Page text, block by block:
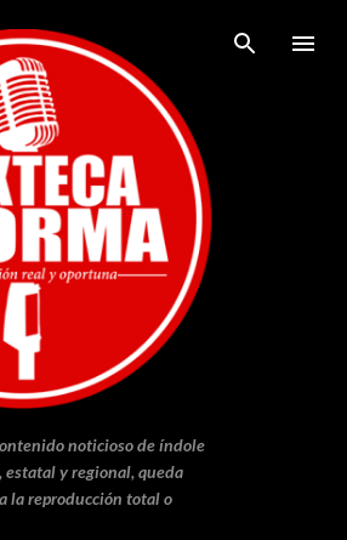
contenido principal
noticioso de índole
y regional, queda
la reproducción total o